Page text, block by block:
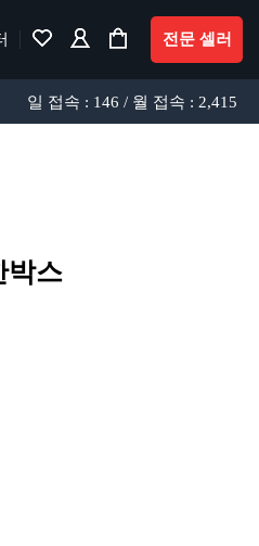
전문 셀러
일 접속 : 146 / 월 접속 : 2,415
박스